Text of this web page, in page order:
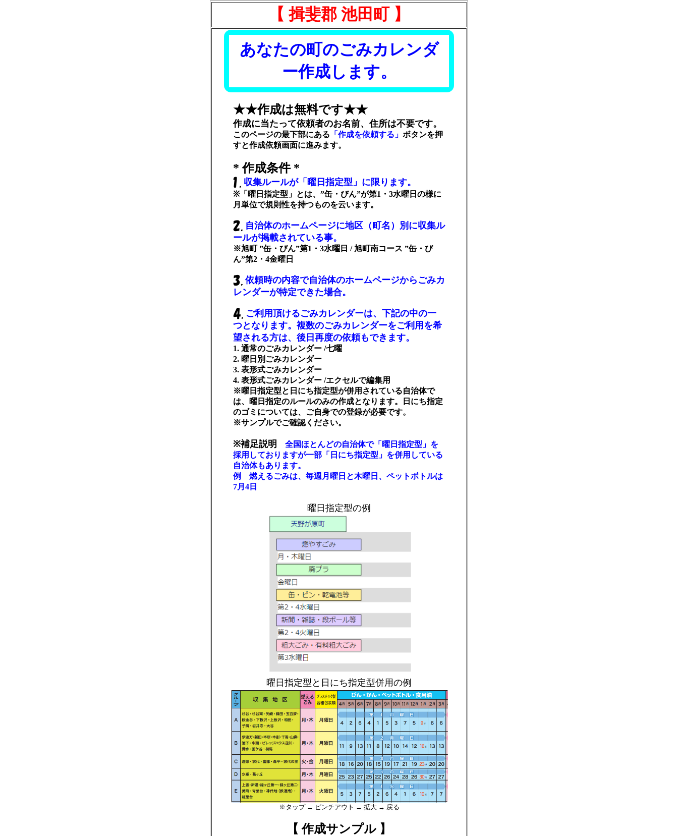
【 揖斐郡 池田町 】
あなたの町のごみカレンダ
ー作成します。
★★作成は無料です★★
作成に当たって依頼者のお名前、住所は不要です。
このページの最下部にある 「作成を依頼する」 ボタンを押
すと作成依頼画面に進みます。
* 作成条件 *
収集ルールが「曜日指定型」に限ります。
※「曜日指定型」とは、”缶・びん”が第1・3水曜日の様に
月単位で規則性を持つものを云います。
自治体のホームページに地区（町名）別に収集ル
ールが掲載されている事。
※旭町 ”缶・びん”第1・3水曜日 / 旭町南コース ”缶・び
ん”第2・4金曜日
依頼時の内容で自治体のホームページからごみカ
レンダーが特定できた場合。
ご利用頂けるごみカレンダーは、下記の中の一
つとなります。複数のごみカレンダーをご利用を希
望される方は、後日再度の依頼もできます。
1. 通常のごみカレンダー /七曜
2. 曜日別ごみカレンダー
3. 表形式ごみカレンダー
4. 表形式ごみカレンダー /エクセルで編集用
※曜日指定型と日にち指定型が併用されている自治体で
は、曜日指定のルールのみの作成となります。日にち指定
のゴミについては、ご自身での登録が必要です。
※サンプルでご確認ください。
※補足説明
全国ほとんどの自治体で「曜日指定型」を
採用しておりますが一部「日にち指定型」を併用している
自治体もあります。
例 燃えるごみは、毎週月曜日と木曜日、ペットボトルは
7月4日
曜日指定型の例
曜日指定型と日にち指定型併用の例
※タップ → ピンチアウト → 拡大 → 戻る
【 作成サンプル 】